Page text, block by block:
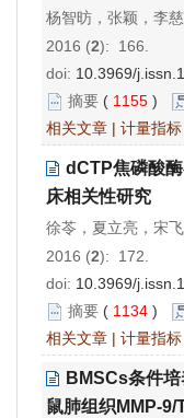
杨智昉，张颖，李
2016 (2): 166.
doi: 10.3969/
摘要 ( 1155 )
相关文章 | 计量指标
dCTP焦磷酸
床相关性研究
徐苓，夏立亮，宋
2016 (2): 172.
doi: 10.3969/
摘要 ( 1134 )
相关文章 | 计量指标
BMSCs条件
鼠肺组织MMP-9/